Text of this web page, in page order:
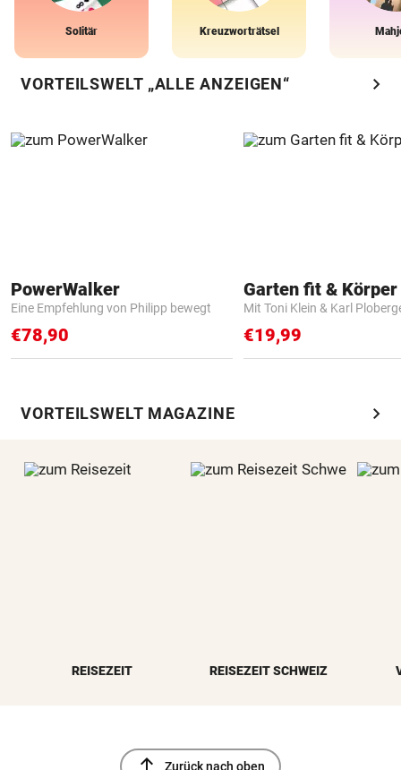
Solitär Kreuzworträtsel
VORTEILSWELT „ALLE ANZEIGEN“ chevron_right
PowerWalker
Eine Empfehlung von Philipp bewegt
€78,90
Garten fit &
Mit Toni Klein & Karl
€19,99
VORTEILSWELT MAGAZINE chevron_right
REISEZEIT REISEZEIT SCHWEIZ
Zurück nach oben